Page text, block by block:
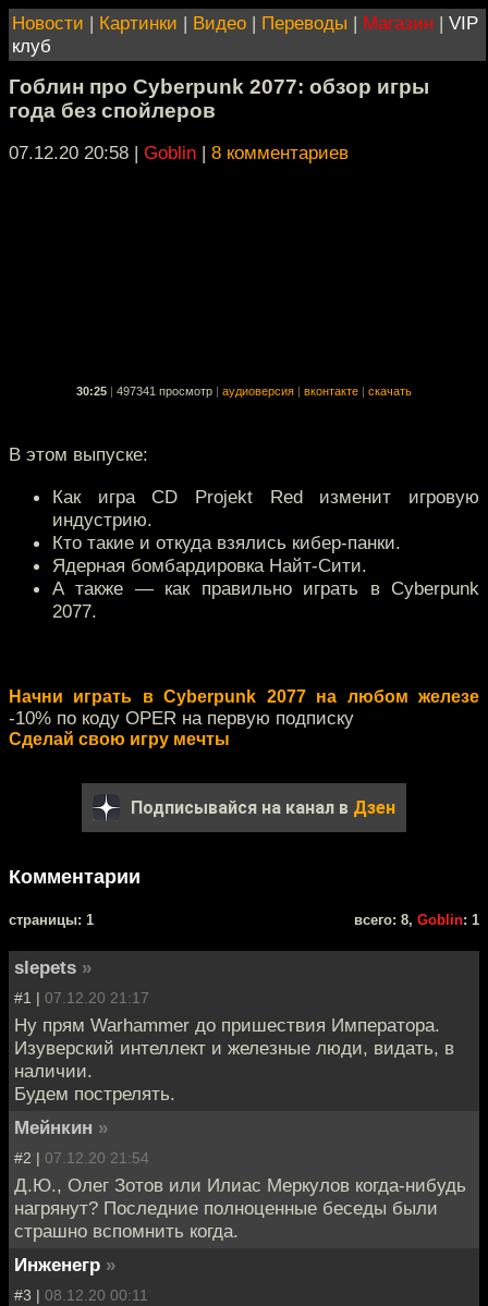
Новости | Картинки | Видео | Переводы | Магазин | VIP
клуб
Гоблин про Cyberpunk 2077: обзор игры
года без спойлеров
07.12.20 20:58 | Goblin | 8 комментариев
30:25 497341 просмотр аудиоверсия вконтакте скачать
В этом выпуске:
Как игра CD Projekt Red изменит игровую
индустрию.
Кто такие и откуда взялись кибер-панки.
Ядерная бомбардировка Найт-Сити.
А также — как правильно играть в Cyberpunk
2077.
Начни играть в Cyberpunk 2077 на любом железе
-10% по коду OPER на первую подписку
Сделай свою игру мечты
Подписывайся на канал в Дзен
Комментарии
cтраницы: 1 всего: 8, Goblin: 1
slepets »
#1 | 07.12.20 21:17
Ну прям Warhammer до пришествия Императора.
Изуверский интеллект и железные люди, видать, в
наличии.
Будем пострелять.
Мейнкин »
#2 | 07.12.20 21:54
Д.Ю., Олег Зотов или Илиас Меркулов когда-нибудь
нагрянут? Последние полноценные беседы были
страшно вспомнить когда.
Инженегр »
#3 | 08.12.20 00:11